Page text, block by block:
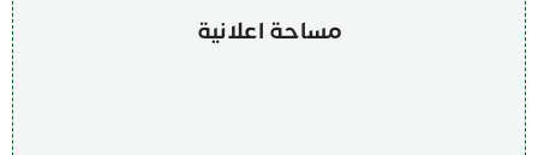
مساحة اعلانية